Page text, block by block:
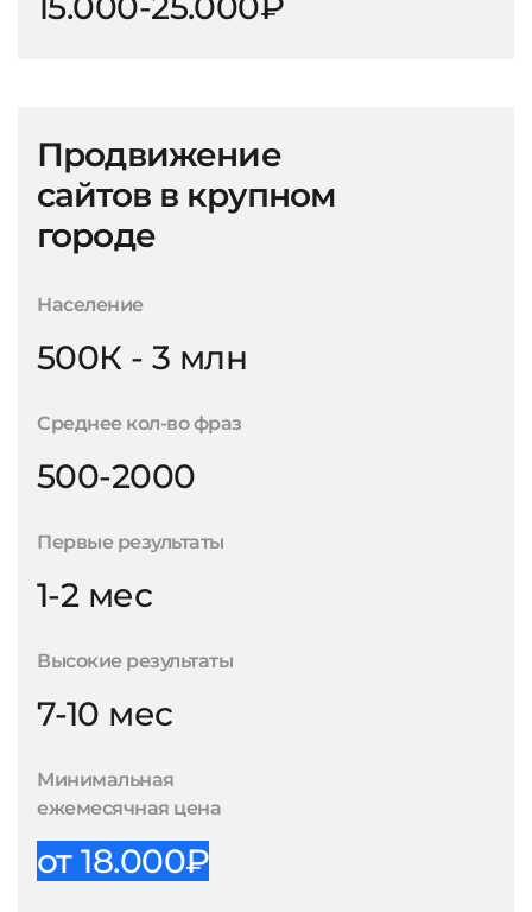
Продвижение
сайтов в крупном
городе
Население
500К - 3 млн
Среднее кол-во фраз
500-2000
Первые результаты
1-2 мес
Высокие результаты
7-10 мес
Минимальная
ежемесячная цена
от 18.000₽